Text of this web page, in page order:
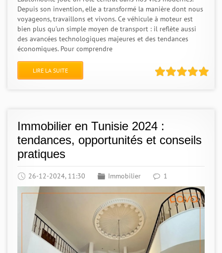
Depuis son invention, elle a transformé la manière dont nous
voyageons, travaillons et vivons. Ce véhicule à moteur est
bien plus qu’un simple moyen de transport : il reflète aussi
des avancées technologiques majeures et des tendances
économiques. Pour comprendre
LIRE LA SUITE
Immobilier en Tunisie 2024 :
tendances, opportunités et conseils
pratiques
26-12-2024, 11:30 Immobilier 1